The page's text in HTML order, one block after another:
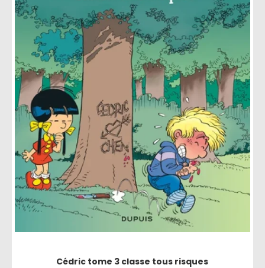
Cédric tome 3 classe tous risques